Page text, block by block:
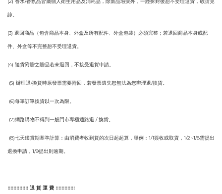
(2) 香水/香氛品皆屬個人衛生用品及消耗品，除新品瑕疵外，一經拆封後恕不受理退貨，敬請見
諒。
(3) 退回商品（包含商品本身、外盒及所有配件、外盒包裝）必須完整；若退回商品本身或配
件、外盒等不完整恕不受理退貨。
(4) 隨貨附贈之贈品若未退回，不接受退貨申請。
(5) 辦理退/換貨時原發票需要附回，若發票遺失恕無法為您辦理退/換貨。
(6)每筆訂單換貨以一次為限。
(7)網路購物不得到一般門市專櫃通路退 / 換貨。
(8)七天鑑賞期基準計算：由消費者收到貨的次日起起算，舉例：1/1簽收或取貨，1/2~1/8需提出
退換申請，1/9提出則逾期。
:::::::::::::: 退 貨 運 費 :::::::::::::